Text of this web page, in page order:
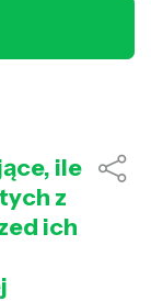
ile
z
ich